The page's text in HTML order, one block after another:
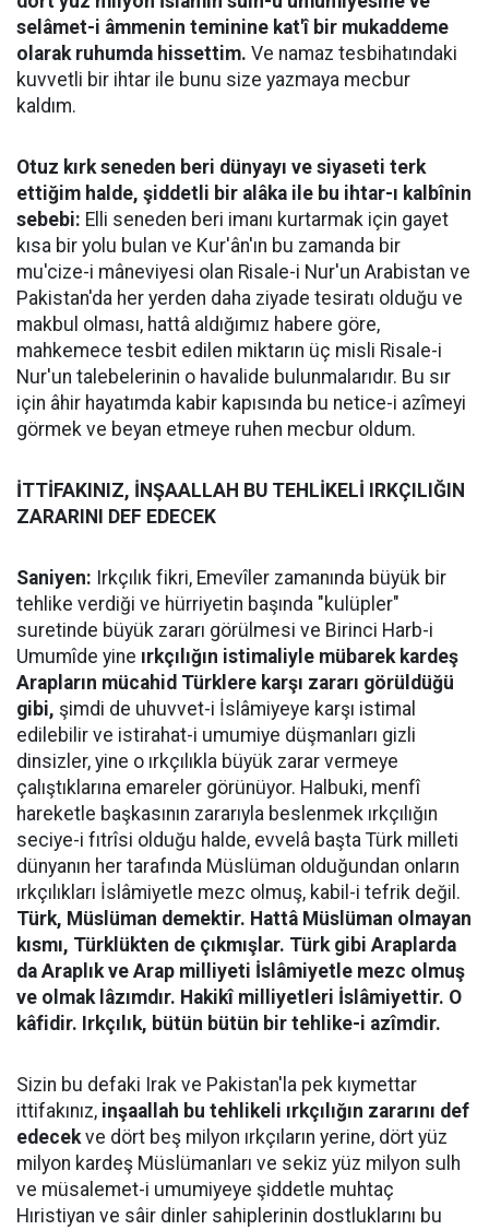
selâmet-i âmmenin teminine kat'î bir mukaddeme
olarak ruhumda hissettim. Ve namaz tesbihatındaki
kuvvetli bir ihtar ile bunu size yazmaya mecbur
kaldım.
Otuz kırk seneden beri dünyayı ve siyaseti terk
ettiğim halde, şiddetli bir alâka ile bu ihtar-ı kalbînin
sebebi: Elli seneden beri imanı kurtarmak için gayet
kısa bir yolu bulan ve Kur'ân'ın bu zamanda bir
mu'cize-i mâneviyesi olan Risale-i Nur'un Arabistan ve
Pakistan'da her yerden daha ziyade tesiratı olduğu ve
makbul olması, hattâ aldığımız habere göre,
mahkemece tesbit edilen miktarın üç misli Risale-i
Nur'un talebelerinin o havalide bulunmalarıdır. Bu sır
için âhir hayatımda kabir kapısında bu netice-i azîmeyi
görmek ve beyan etmeye ruhen mecbur oldum.
İTTİFAKINIZ, İNŞAALLAH BU TEHLİKELİ IRKÇILIĞIN
ZARARINI DEF EDECEK
Saniyen: Irkçılık fikri, Emevîler zamanında büyük bir
tehlike verdiği ve hürriyetin başında "kulüpler"
suretinde büyük zararı görülmesi ve Birinci Harb-i
Umumîde yine ırkçılığın istimaliyle mübarek kardeş
Arapların mücahid Türklere karşı zararı görüldüğü
gibi, şimdi de uhuvvet-i İslâmiyeye karşı istimal
edilebilir ve istirahat-i umumiye düşmanları gizli
dinsizler, yine o ırkçılıkla büyük zarar vermeye
çalıştıklarına emareler görünüyor. Halbuki, menfî
hareketle başkasının zararıyla beslenmek ırkçılığın
seciye-i fıtrîsi olduğu halde, evvelâ başta Türk milleti
dünyanın her tarafında Müslüman olduğundan onların
ırkçılıkları İslâmiyetle mezc olmuş, kabil-i tefrik değil.
Türk, Müslüman demektir. Hattâ Müslüman olmayan
kısmı, Türklükten de çıkmışlar. Türk gibi Araplarda
da Araplık ve Arap milliyeti İslâmiyetle mezc olmuş
ve olmak lâzımdır. Hakikî milliyetleri İslâmiyettir. O
kâfidir. Irkçılık, bütün bütün bir tehlike-i azîmdir.
Sizin bu defaki Irak ve Pakistan'la pek kıymettar
ittifakınız, inşaallah bu tehlikeli ırkçılığın zararını def
edecekve dört beş milyon ırkçıların yerine, dört yüz
milyon kardeş Müslümanları ve sekiz yüz milyon sulh
ve müsalemet-i umumiyeye şiddetle muhtaç
Hıristiyan ve sâir dinler sahiplerinin dostluklarını bu